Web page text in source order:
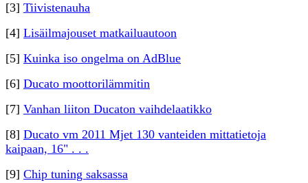
[3] Tiivistenauha
[4] Lisäilmajouset matkailuautoon
[5] Kuinka iso ongelma on AdBlue
[6] Ducato moottorilämmitin
[7] Vanhan liiton Ducaton vaihdelaatikko
[8] Ducato vm 2011 Mjet 130 vanteiden mittatietoja
kaipaan, 16" . . .
[9] Chip tuning saksassa